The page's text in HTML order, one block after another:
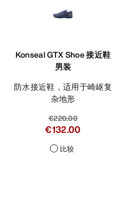
Konseal GTX Shoe 接近鞋
男装
防水接近鞋，适用于崎岖复
杂地形
€220.00
€132.00
比较